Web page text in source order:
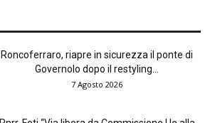
Roncoferraro, riapre in sicurezza il ponte di
Governolo dopo il restyling...
7 Agosto 2026